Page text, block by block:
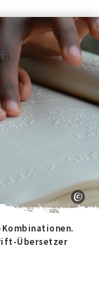
Übersetzer